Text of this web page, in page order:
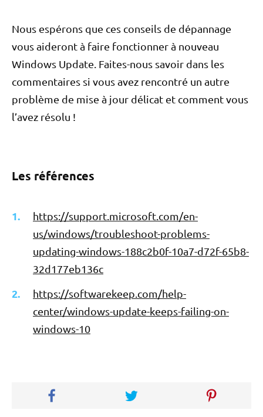
Nous espérons que ces conseils de dépannage
vous aideront à faire fonctionner à nouveau
Windows Update. Faites-nous savoir dans les
commentaires si vous avez rencontré un autre
problème de mise à jour délicat et comment vous
l’avez résolu !
Les références
https://support.microsoft.com/en-
us/windows/troubleshoot-problems-
updating-windows-188c2b0f-10a7-d72f-65b8-
32d177eb136c
https://softwarekeep.com/help-
center/windows-update-keeps-failing-on-
windows-10